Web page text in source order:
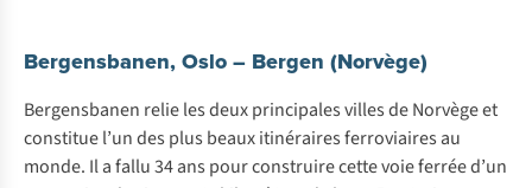
Bergensbanen, Oslo – Bergen (Norvège)
Bergensbanen relie les deux principales villes de Norvège et
constitue l’un des plus beaux itinéraires ferroviaires au
monde. Il a fallu 34 ans pour construire cette voie ferrée d’un